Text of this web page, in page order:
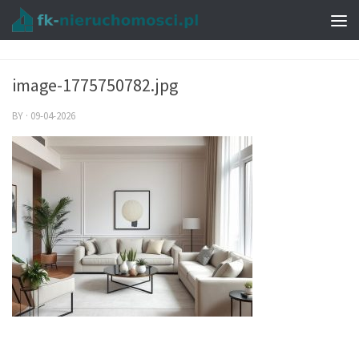
image-1775750782.jpg
BY · 09-04-2026